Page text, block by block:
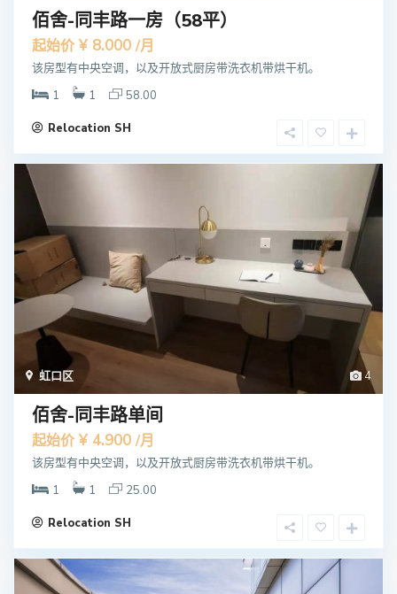
佰舍-同丰路一房（58平）
起始价 ¥ 8.000 /月
该房型有中央空调，以及开放式厨房带洗衣机带烘干机。
1
1 58.00
Relocation SH
4
虹口区
佰舍-同丰路单间
起始价 ¥ 4.900 /月
该房型有中央空调，以及开放式厨房带洗衣机带烘干机。
1
1 25.00
Relocation SH